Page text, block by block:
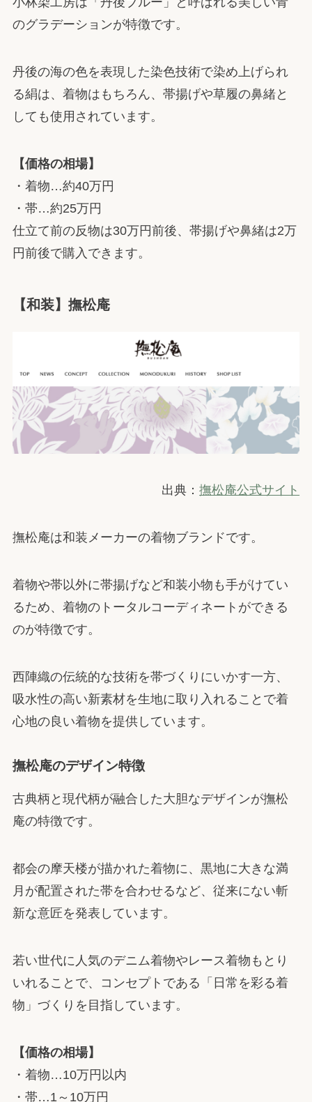
のグラデーションが特徴です。
丹後の海の色を表現した染色技術で染め上げられ
る絹は、着物はもちろん、帯揚げや草履の鼻緒と
しても使用されています。
【価格の相場】
・着物…約40万円
・帯…約25万円
仕立て前の反物は30万円前後、帯揚げや鼻緒は2万
円前後で購入できます。
【和装】撫松庵
出典：撫松庵公式サイト
撫松庵は和装メーカーの着物ブランドです。
着物や帯以外に帯揚げなど和装小物も手がけてい
るため、着物のトータルコーディネートができる
のが特徴です。
西陣織の伝統的な技術を帯づくりにいかす一方、
吸水性の高い新素材を生地に取り入れることで着
心地の良い着物を提供しています。
撫松庵のデザイン特徴
古典柄と現代柄が融合した大胆なデザインが撫松
庵の特徴です。
都会の摩天楼が描かれた着物に、黒地に大きな満
月が配置された帯を合わせるなど、従来にない斬
新な意匠を発表しています。
若い世代に人気のデニム着物やレース着物もとり
いれることで、コンセプトである「日常を彩る着
物」づくりを目指しています。
【価格の相場】
・着物…10万円以内
・帯…1～10万円